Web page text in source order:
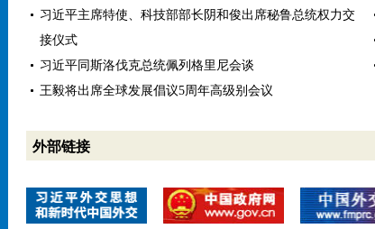
习近平主席特使、科技部部长阴和俊出席秘鲁总统权力交
接仪式
习近平同斯洛伐克总统佩列格里尼会谈
王毅将出席全球发展倡议5周年高级别会议
外部链接